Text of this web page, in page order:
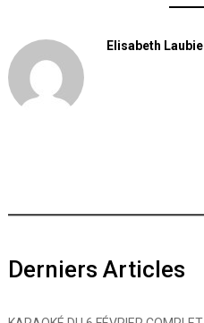
Elisabeth Laubie
Derniers Articles